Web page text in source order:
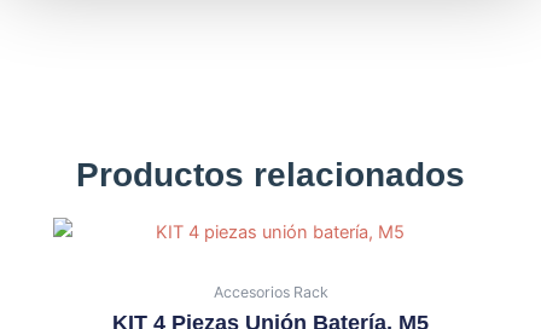
Productos relacionados
Accesorios Rack
KIT 4 Piezas Unión Batería, M5